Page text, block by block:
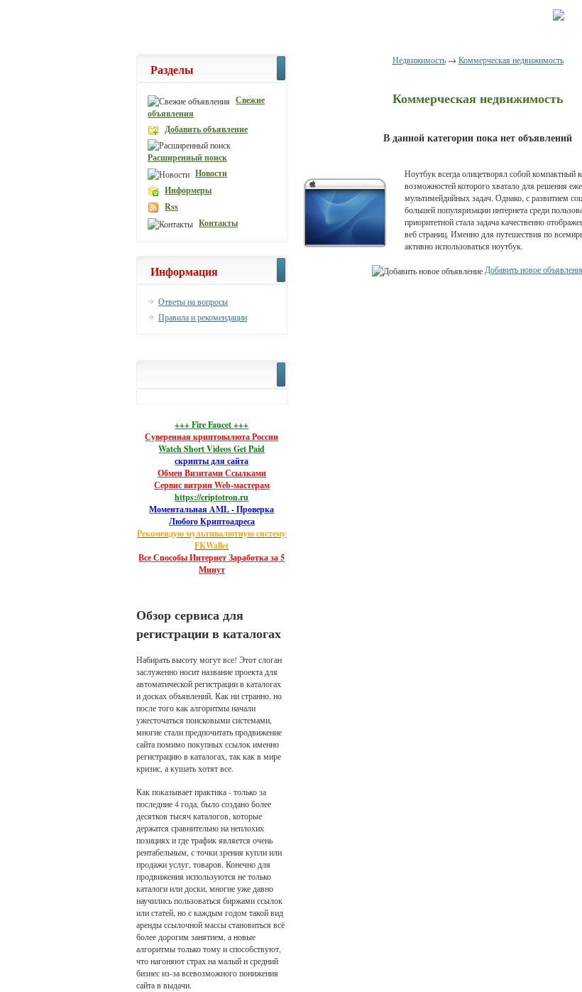
Недвижимость→ Коммерческая недвижимость
Коммерческая недвижимость
В данной категории пока нет объявлений
Ноутбук всегда олицетворял собой компактный
возможностей которого хватало для решения
мультимейдийных задач. Однако, с развитием
большей популяризации интернета среди
приоритетной стала задача качественно
веб страниц. Именно для путешествия по
активно использоваться ноутбук.
Добавить новое
Разделы
Свежие
объявления
Добавить объявление
Расширенный поиск
Новости
Информеры
Rss
Контакты
Информация
Ответы на вопросы
Правила и рекомендации
+++ Fire Faucet +++
Суверенная криптовалюта России
Watch Short Videos Get Paid
скрипты для сайта
Обмен Визитами Ссылками
Сервис витрин Web-мастерам
https://criptotron.ru
Моментальная AML - Проверка
Любого Криптоадреса
Рекомендую мультивалютную систему
FKWallet
Все Способы Интернет Заработка за 5
Минут
Обзор сервиса для
регистрации в каталогах
Набирать высоту могут все! Этот слоган
заслуженно носит название проекта для
автоматической регистрации в каталогах
и досках объявлений. Как ни странно, но
после того как алгоритмы начали
ужесточаться поисковыми системами,
многие стали предпочитать продвижение
сайта помимо покупных ссылок именно
регистрацию в каталогах, так как в мире
кризис, а кушать хотят все.
Как показывает практика - только за
последние 4 года, было создано более
десятков тысяч каталогов, которые
держатся сравнительно на неплохих
позициях и где трафик является очень
рентабельным, с точки зрения купли или
продажи услуг, товаров. Конечно для
продвижения используются не только
каталоги или доски, многие уже давно
научились пользоваться биржами ссылок
или статей, но с каждым годом такой вид
аренды ссылочной массы становиться всё
более дорогим занятием, а новые
алгоритмы только тому и способствуют,
что нагоняют страх на малый и средний
бизнес из-за всевозможного понижения
сайта в выдачи.